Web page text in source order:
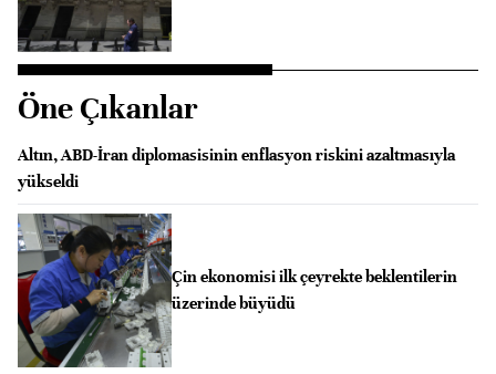
Öne Çıkanlar
Altın, ABD-İran diplomasisinin enflasyon riskini azaltmasıyla
yükseldi
Çin ekonomisi ilk çeyrekte beklentilerin
üzerinde büyüdü